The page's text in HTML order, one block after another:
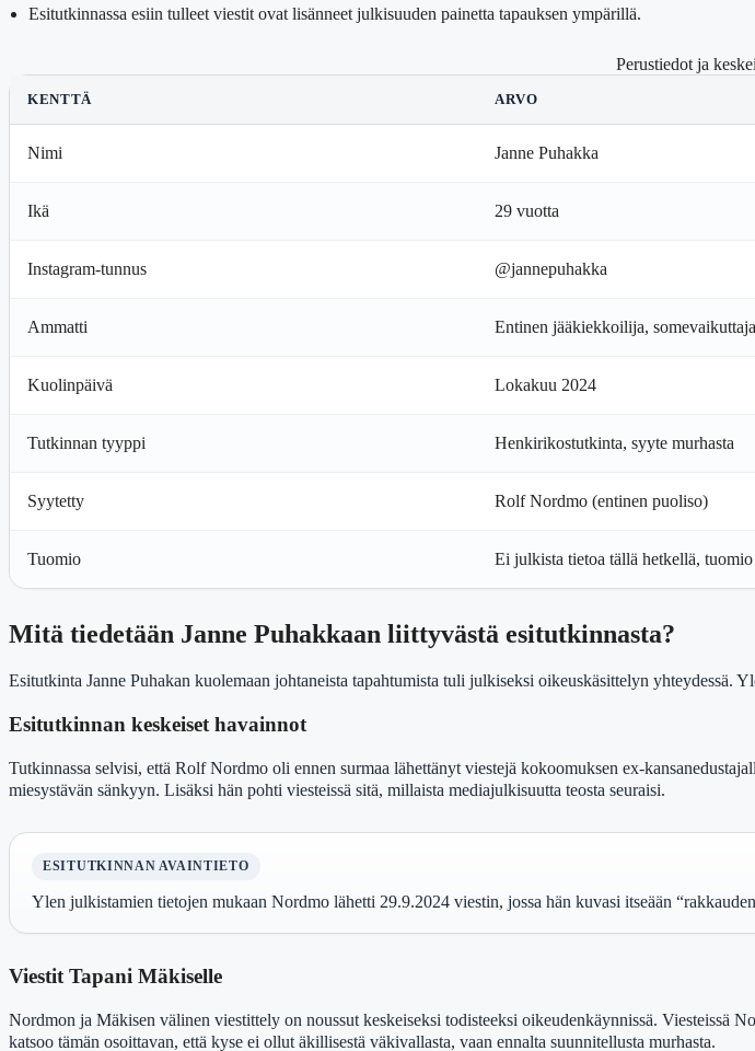
Esitutkinnassa esiin tulleet viestit ovat lisänneet julkisuuden painetta tapauksen ympärillä.
Perustiedot ja
KENTTÄ ARVO
Nimi Janne Puhakka
Ikä 29 vuotta
Instagram-tunnus @jannepuhakka
Ammatti Entinen jääkiekkoilija, somevaikuttaja
Kuolinpäivä Lokakuu 2024
Tutkinnan tyyppi Henkirikostutkinta, syyte murhasta
Syytetty Rolf Nordmo (entinen puoliso)
Tuomio Ei julkista tietoa tällä hetkellä,
Mitä tiedetään Janne Puhakkaan liittyvästä esitutkinnasta?
Esitutkinta Janne Puhakan kuolemaan johtaneista tapahtumista tuli julkiseksi oikeuskäsittelyn
Esitutkinnan keskeiset havainnot
Tutkinnassa selvisi, että Rolf Nordmo oli ennen surmaa lähettänyt viestejä kokoomuksen ex-
miesystävän sänkyyn. Lisäksi hän pohti viesteissä sitä, millaista mediajulkisuutta teosta seuraisi.
ESITUTKINNAN AVAINTIETO
Ylen julkistamien tietojen mukaan Nordmo lähetti 29.9.2024 viestin, jossa hän kuvasi itseään
Viestit Tapani Mäkiselle
Nordmon ja Mäkisen välinen viestittely on noussut keskeiseksi todisteeksi oikeudenkäynnissä. Viesteissä
katsoo tämän osoittavan, että kyse ei ollut äkillisestä väkivallasta, vaan ennalta suunnitellusta murhasta.